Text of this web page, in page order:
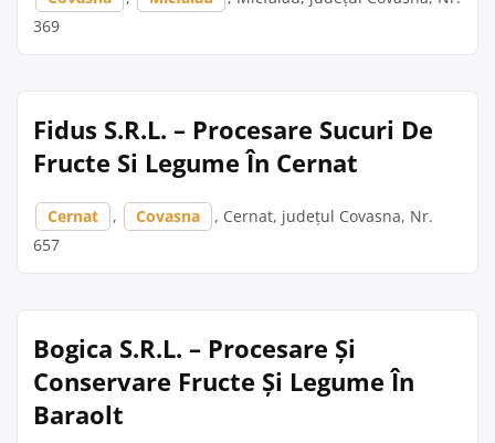
369
Fidus S.R.L. – Procesare Sucuri De
Fructe Si Legume În Cernat
Cernat , Covasna
, Cernat, județul Covasna, Nr.
657
Bogica S.R.L. – Procesare Și
Conservare Fructe Și Legume În
Baraolt